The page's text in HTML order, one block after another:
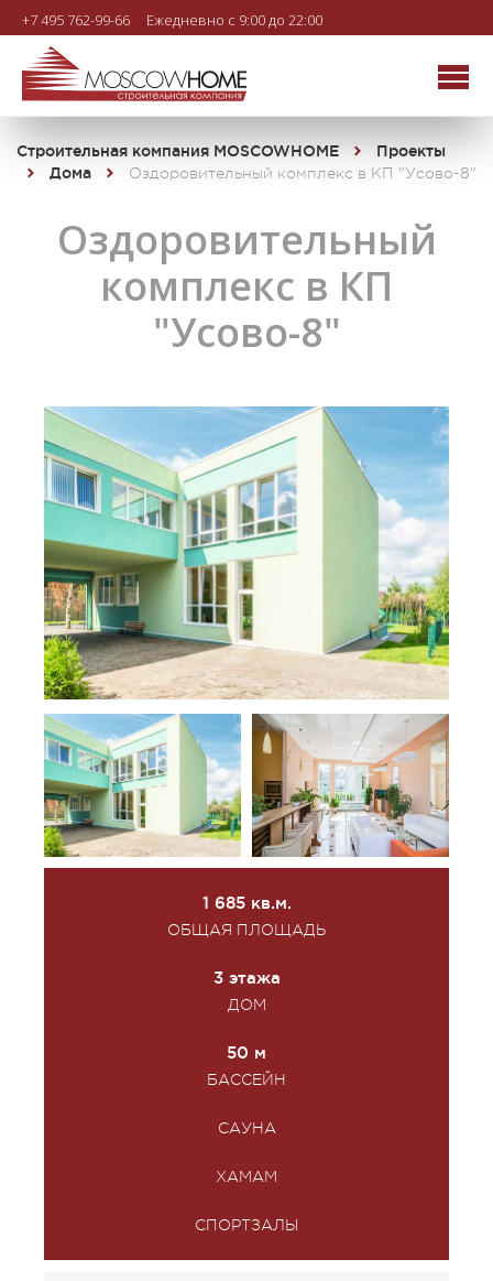
+7 495 762-99-66 Ежедневно с 9:00 до 22:00
Строительная компания MOSCOWHOME
Проекты
Дома
Оздоровительный комплекс в КП "Усово-8"
Оздоровительный
комплекс в КП
"Усово-8"
1 685 кв.м.
ОБЩАЯ ПЛОЩАДЬ
3 этажа
ДОМ
50 м
БАССЕЙН
САУНА
ХАМАМ
СПОРТЗАЛЫ